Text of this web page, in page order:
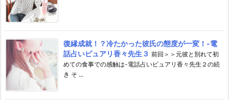
復縁成就！？冷たかった彼氏の態度が一変！-電
話占いピュアリ香々先生３ 前回＞＞元彼と別れて初
めての食事での感触は-電話占いピュアリ香々先生２の続
き そ ...